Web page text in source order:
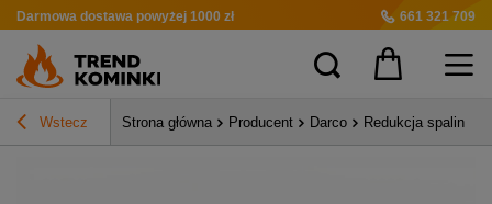
Darmowa dostawa powyżej 1000 zł 661 321 709
Wstecz Strona główna Producent Darco Redukcja